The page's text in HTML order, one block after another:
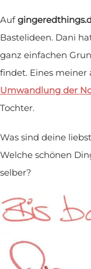
Auf
Bastelideen. Dani
ganz einfachen
findet. Eines
Umwandlung der
Tochter.
Was sind deine
Welche schönen
selber?